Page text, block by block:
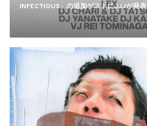
INFECTIOUS」の追加ゲストにJJJが発表